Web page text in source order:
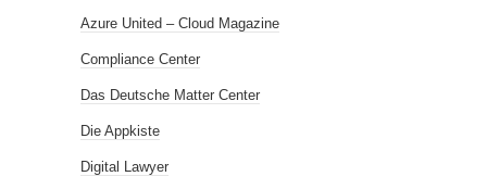
Azure United – Cloud Magazine
Compliance Center
Das Deutsche Matter Center
Die Appkiste
Digital Lawyer